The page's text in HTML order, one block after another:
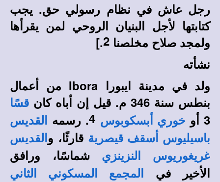
رجل عاش في نظام رسولي حق. يجب
كتابتها لأجل البنيان الروحي لمن يقرأها
ولمجد صلاح مخلصنا
.]
نشأته
ولد في مدينة ايبورا Ibora من أعمال
بنطس سنة 346 م. قيل إن أباه كان
قسًا
3 أو خوري أبسكوبوس . رسمه
القديس
باسيليوس أسقف قيصرية قارئًا، و القديس
غريغوريوس النزينزي
شماسًا، ورافق
الأخير في
المجمع المسكوني الثاني